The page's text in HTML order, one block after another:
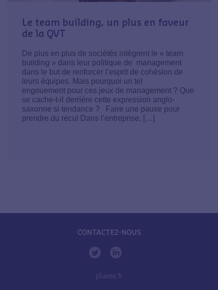
Le team building, un plus en faveur
de la QVT
De plus en plus de sociétés intègrent le « team
building » dans leur politique de management
dans le but de renforcer l’esprit de cohésion de
leurs équipes. Mais pourquoi un tel
engouement pour ces jeux de management ? Que
se cache-t-il derrière cette expression anglo-
saxonne si tendance ? Faire une pause pour
prendre du recul Dans l’entreprise, […]
CONTACTEZ-NOUS
pluxee.fr